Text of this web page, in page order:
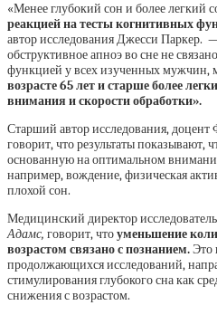
«Менее глубокий сон и более легкий
реакцией на тесты когнитивных
автор исследования Джесси Паркер.
обструктивное апноэ во сне не
функцией у всех изученных мужчин,
возрасте 65 лет и старше более
внимания и скорости обработки».
Старший автор исследования,
говорит, что результаты показывают,
основанную на оптимальном
например, вождение, физическая
плохой сон.
Медицинский директор
Адамс, говорит, чтоуменьшение
возрастом связано с познанием.Это
продолжающихся исследований,
стимулирования глубокого сна как
снижения с возрастом.